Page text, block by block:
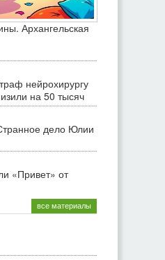
Архангельская
нейрохирургу
на 50 тысяч
дело Юлии
«Привет» от
все материалы